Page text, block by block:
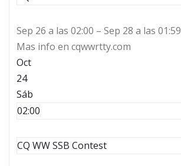
Sep 26 a las 02:00 – Sep 28 a las 01:59
Mas info en cqwwrtty.com
Oct
24
Sáb
02:00
CQ WW SSB Contest